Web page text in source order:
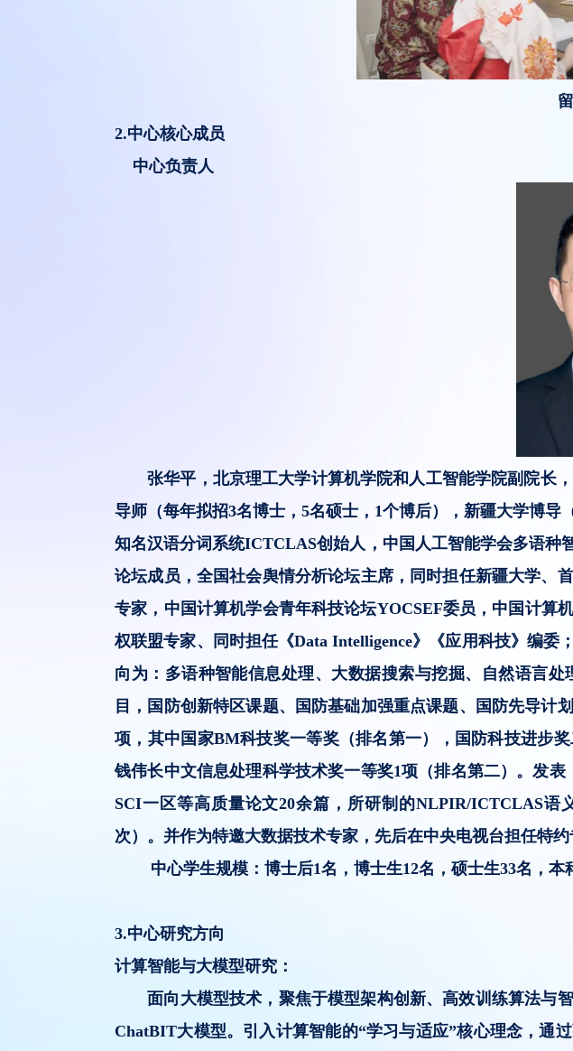
2.中心核心成员
中心负责人
张华平，北京理工大学计算机学院和人工智能学院副院长
导师（每年拟招3名博士，5名硕士，1个博后），新疆大学博
知名汉语分词系统ICTCLAS创始人，中国人工智能学会多语种
论坛成员，全国社会舆情分析论坛主席，同时担任新疆大学、
专家，中国计算机学会青年科技论坛YOCSEF委员，中国计算
权联盟专家、同时担任《Data Intelligence》《应用科技》编
向为：多语种智能信息处理、大数据搜索与挖掘、自然语言
目，国防创新特区课题、国防基础加强重点课题、国防先导计
项，其中国家BM科技奖一等奖（排名第一），国防科技进步
钱伟长中文信息处理科学技术奖一等奖1项（排名第二）。发
SCI一区等高质量论文20余篇，所研制的NLPIR/ICTCLAS
次）。并作为特邀大数据技术专家，先后在中央电视台担任特
中心学生规模：博士后1名，博士生12名，硕士生33名，本
3.中心研究方向
计算智能与大模型研究：
面向大模型技术，聚焦于模型架构创新、高效训练算法与
ChatBIT大模型。引入计算智能的“学习与适应”核心理念，通